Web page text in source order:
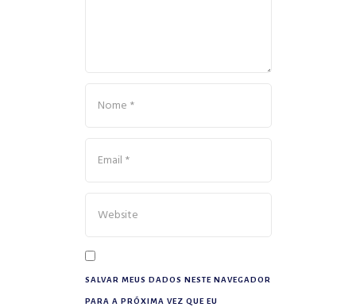
SALVAR MEUS DADOS NESTE NAVEGADOR
PARA A PRÓXIMA VEZ QUE EU